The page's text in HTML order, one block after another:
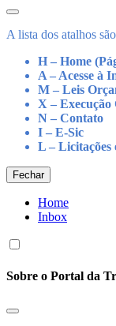
A lista dos atalhos
H – Home
A – Acesse à
M – Leis
X – Execução
N – Contato
I – E-Sic
L – Licitações
Fechar
Home
Inbox
Sobre o Portal da